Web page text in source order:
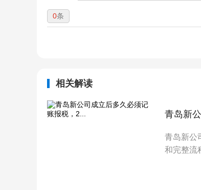
0条
相关解读
青岛新
青岛新公
和完整流